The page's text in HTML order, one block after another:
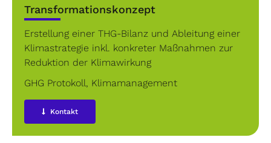
Transformationskonzept
Erstellung einer THG-Bilanz und Ableitung einer
Klimastrategie inkl. konkreter Maßnahmen zur
Reduktion der Klimawirkung
GHG Protokoll, Klimamanagement
Kontakt